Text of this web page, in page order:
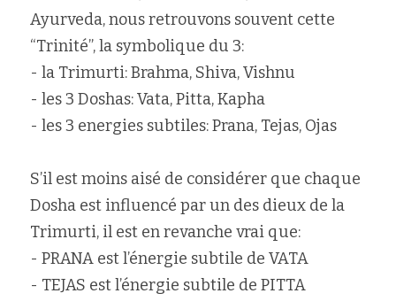
Rechercher
Ayurveda, nous retrouvons souvent cette
“Trinité”, la symbolique du 3:
- la Trimurti: Brahma, Shiva, Vishnu
- les 3 Doshas: Vata, Pitta, Kapha
- les 3 energies subtiles: Prana, Tejas, Ojas
S’il est moins aisé de considérer que chaque
Dosha est influencé par un des dieux de la
Trimurti, il est en revanche vrai que:
- PRANA est l’énergie subtile de VATA
- TEJAS est l’énergie subtile de PITTA